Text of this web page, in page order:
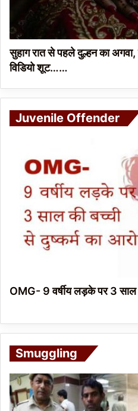
सुहाग रात से पहले दुल्हन का
विडियो शूट……
Juvenile Offender
OMG- 9 वर्षीय लड़के पर 3 साल
Smuggling